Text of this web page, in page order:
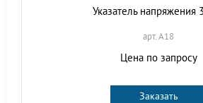
Указатель напряжения
арт. A18
Цена по запросу
Заказать